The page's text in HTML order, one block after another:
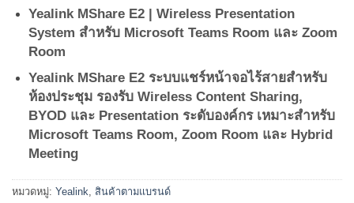
Yealink MShare E2 | Wireless Presentation
System สำหรับ Microsoft Teams Room และ Zoom
Room
Yealink MShare E2 ระบบแชร์หน้าจอไร้สายสำหรับ
ห้องประชุม รองรับ Wireless Content Sharing,
BYOD และ Presentation ระดับองค์กร เหมาะสำหรับ
Microsoft Teams Room, Zoom Room และ Hybrid
Meeting
หมวดหมู่: Yealink, สินค้าตามแบรนด์